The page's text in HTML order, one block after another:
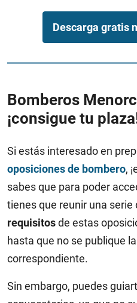
Descarga gratis
Bomberos
¡consigue tu
Si estás interesado en
oposiciones de bombero,
sabes que para poder
tienes que reunir una serie
requisitosde estas
hasta que no se publique
correspondiente.
Sin embargo, puedes